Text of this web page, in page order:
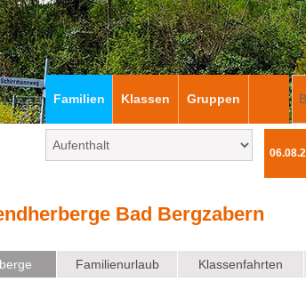
Familien Klassen Gruppen
Bad Bergzabern
Familienurlaub Klassenfahrten